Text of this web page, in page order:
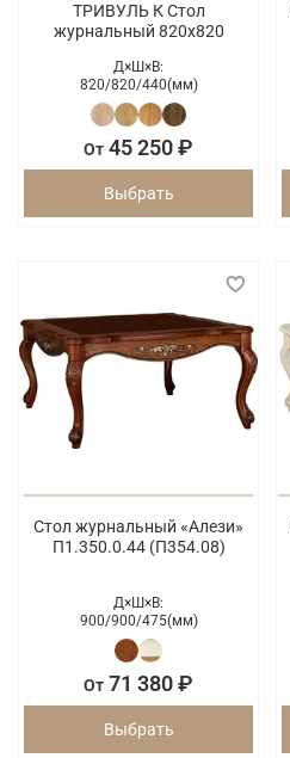
ТРИВУЛЬ К Стол
журнальный 820х820
Д×Ш×В:
820/820/440(мм)
От 45 250 ₽
Выбрать
Стол журнальный «Алези»
П1.350.0.44 (П354.08)
Д×Ш×В:
900/900/475(мм)
От 71 380 ₽
Выбрать